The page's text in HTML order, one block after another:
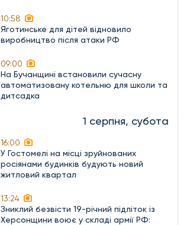
10:58
Яготинське для дітей відновило
виробництво після атаки РФ
09:00
На Бучанщині встановили сучасну
автоматизовану котельню для школи та
дитсадка
1 серпня, субота
16:00
У Гостомелі на місці зруйнованих
росіянами будинків будують новий
житловий квартал
13:24
Зниклий безвісти 19-річний підліток із
Херсонщини воює у складі армії РФ: